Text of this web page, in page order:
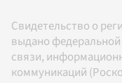
Свидетельство о
выдано
связи,
коммуникаций